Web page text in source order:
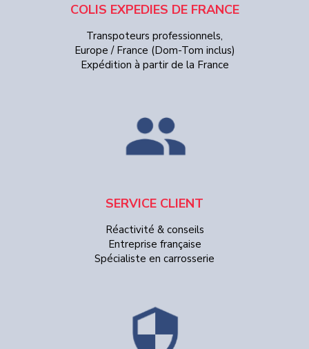
COLIS EXPEDIES DE FRANCE
Transpoteurs professionnels,
Europe / France (Dom-Tom inclus)
Expédition à partir de la France
SERVICE CLIENT
Réactivité & conseils
Entreprise française
Spécialiste en carrosserie